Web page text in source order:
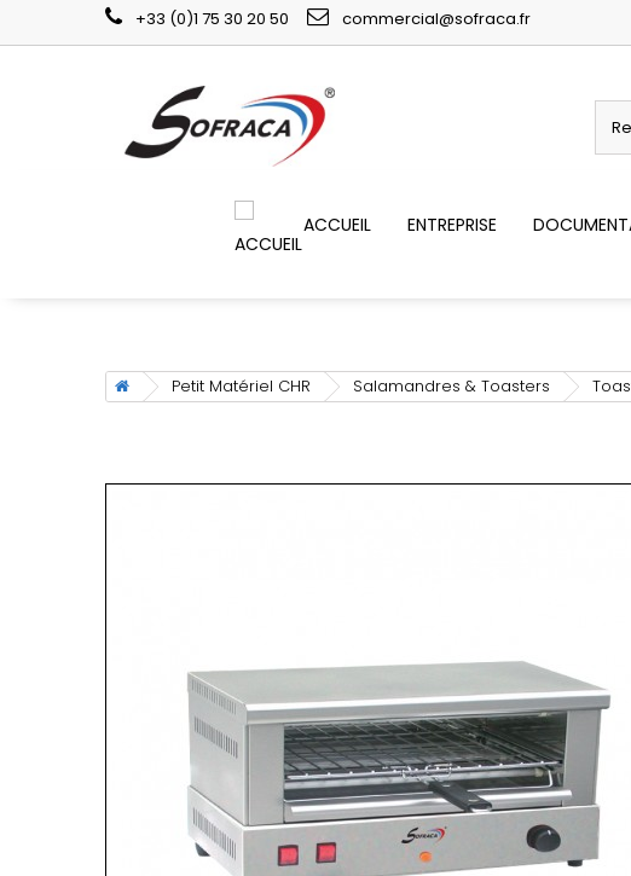
+33 (0)1 75 30 20 50 commercial@sofraca.fr
ACCUEIL ENTREPRISE
Petit Matériel CHR Salamandres & Toasters